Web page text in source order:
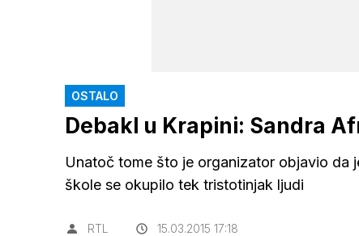
OSTALO
Debakl u Krapini: Sandra
Unatoč tome što je organizator objavio da
škole se okupilo tek tristotinjak ljudi
RTL 15.03.2015 17:18